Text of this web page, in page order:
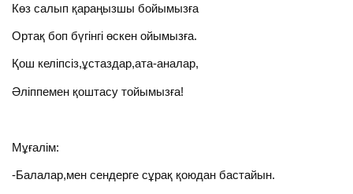
Көз салып қараңызшы бойымызға
Ортақ боп бүгінгі өскен ойымызға.
Қош келіпсіз,ұстаздар,ата-аналар,
Әліппемен қоштасу тойымызға!
Мұғалім:
-Балалар,мен сендерге сұрақ қоюдан бастайын.